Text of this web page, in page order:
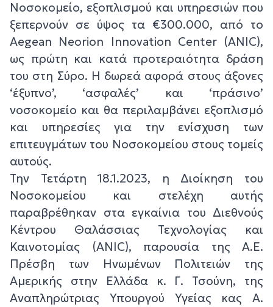
Νοσοκομείο, εξοπλισμού και υπηρεσιών που
ξεπερνούν σε ύψος τα €300.000, από το
Aegean Neorion Innovation Center (ANIC),
ως πρώτη και κατά προτεραιότητα δράση
του στη Σύρο. Η δωρεά αφορά στους άξονες
‘έξυπνο’, ‘ασφαλές’ και ‘πράσινο’
νοσοκομείο και θα περιλαμβάνει εξοπλισμό
και υπηρεσίες για την ενίσχυση των
επιτευγμάτων του Νοσοκομείου στους τομείς
αυτούς.
Την Τετάρτη 18.1.2023, η Διοίκηση του
Νοσοκομείου και στελέχη αυτής
παραβρέθηκαν στα εγκαίνια του Διεθνούς
Κέντρου Θαλάσσιας Τεχνολογίας και
Καινοτομίας (ANIC), παρουσία της Α.Ε.
Πρέσβη των Ηνωμένων Πολιτειών της
Αμερικής στην Ελλάδα κ. Γ. Τσούνη, της
Αναπληρώτριας Υπουργού Υγείας κας Α.